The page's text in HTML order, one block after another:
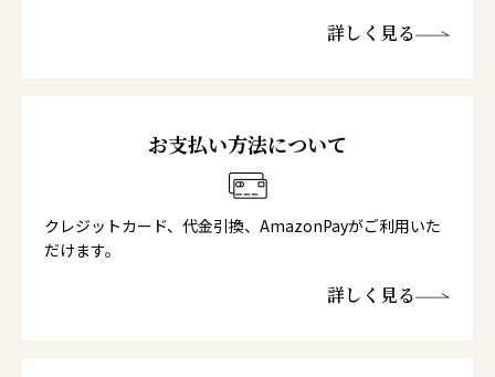
詳しく見る
お支払い方法について
クレジットカード、代金引換、AmazonPayがご利用いた
だけます。
詳しく見る